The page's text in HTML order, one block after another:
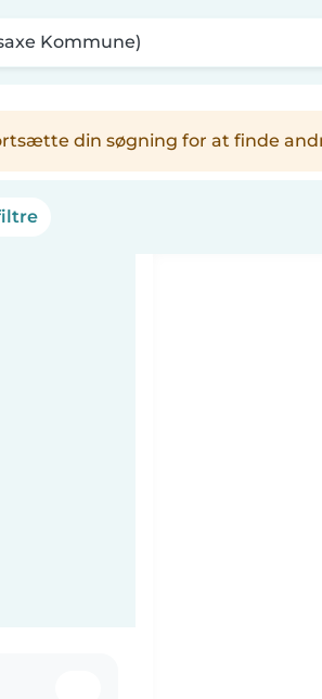
Kommune)
din søgning for at finde